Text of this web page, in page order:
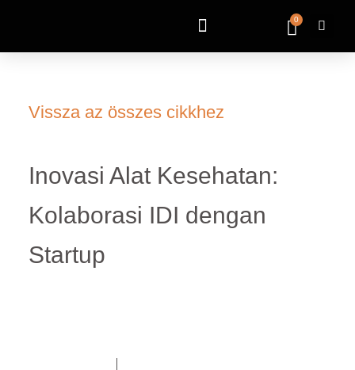
0
Vissza az összes cikkhez
Inovasi Alat Kesehatan:
Kolaborasi IDI dengan
Startup